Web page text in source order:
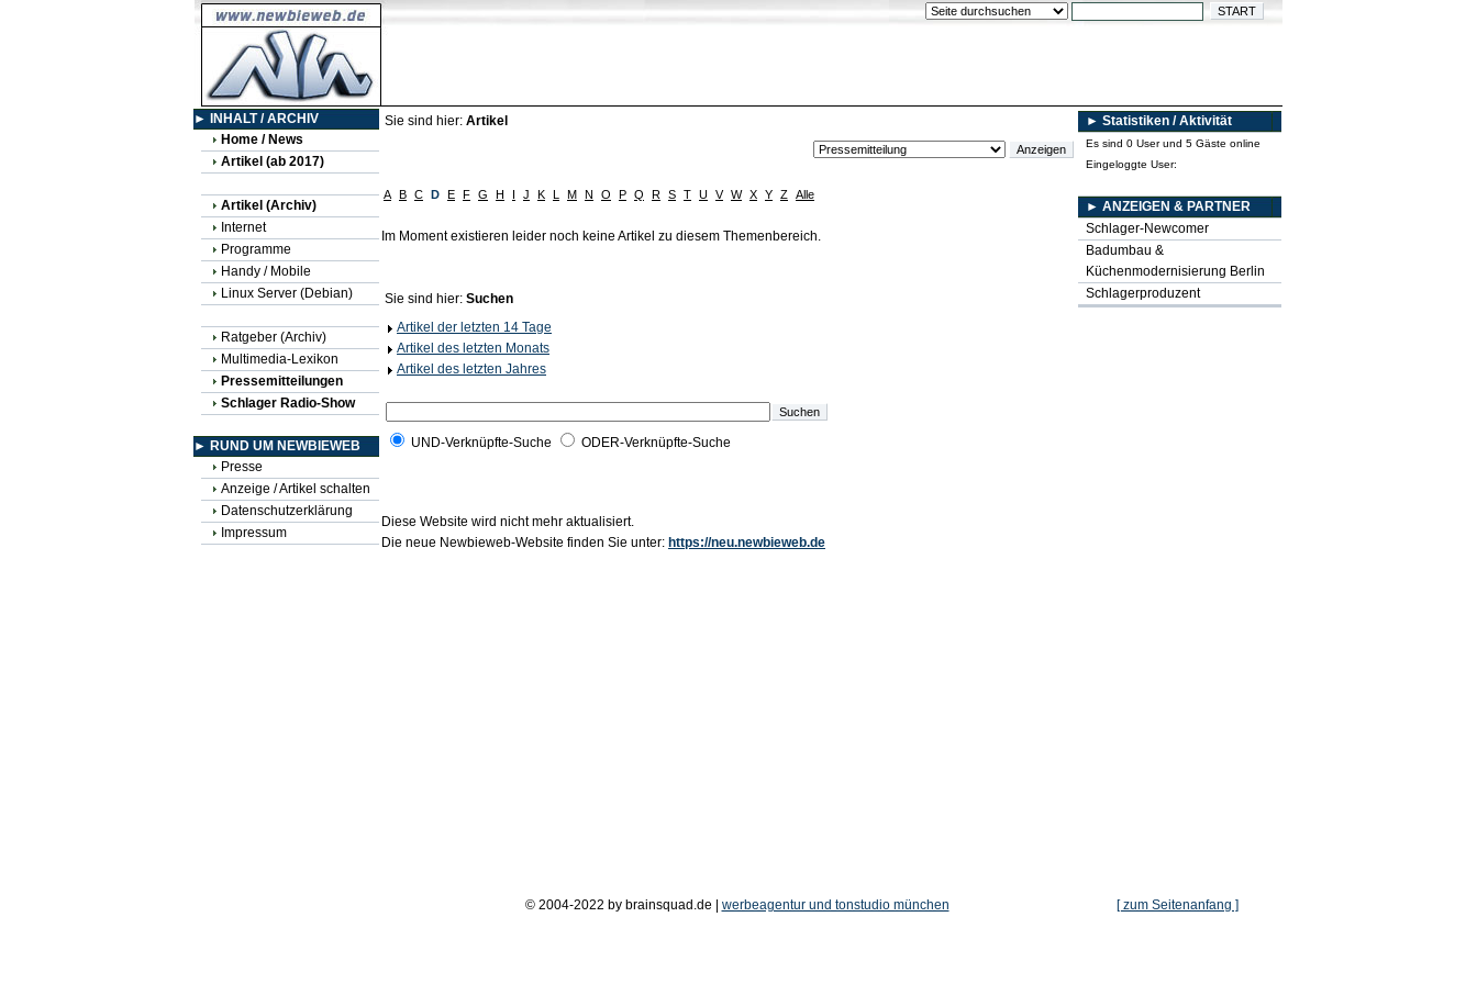
► INHALT / ARCHIV
Home / News
Artikel (ab 2017)
Artikel (Archiv)
Internet
Programme
Handy / Mobile
Linux Server (Debian)
Ratgeber (Archiv)
Multimedia-Lexikon
Pressemitteilungen
Schlager Radio-Show
► RUND UM NEWBIEWEB
Presse
Anzeige / Artikel schalten
Datenschutzerklärung
Impressum
Sie sind hier: Artikel
A B C D E F G H I J K L M N O P Q R S T U V W X Y Z Alle
Im Moment existieren leider noch keine Artikel zu diesem Themenbereich.
Sie sind hier: Suchen
Artikel der letzten 14 Tage
Artikel des letzten Monats
Artikel des letzten Jahres
UND-Verknüpfte-Suche ODER-Verknüpfte-Suche
Diese Website wird nicht mehr aktualisiert.
Die neue Newbieweb-Website finden Sie unter: https://neu.newbieweb.de
► Statistiken / Aktivität
Es sind 0 User und 5 Gäste online
Eingeloggte User:
► ANZEIGEN & PARTNER
Schlager-Newcomer
Badumbau &
Küchenmodernisierung Berlin
Schlagerproduzent
© 2004-2022 by brainsquad.de | werbeagentur und tonstudio münchen [ zum Seitenanfang ]